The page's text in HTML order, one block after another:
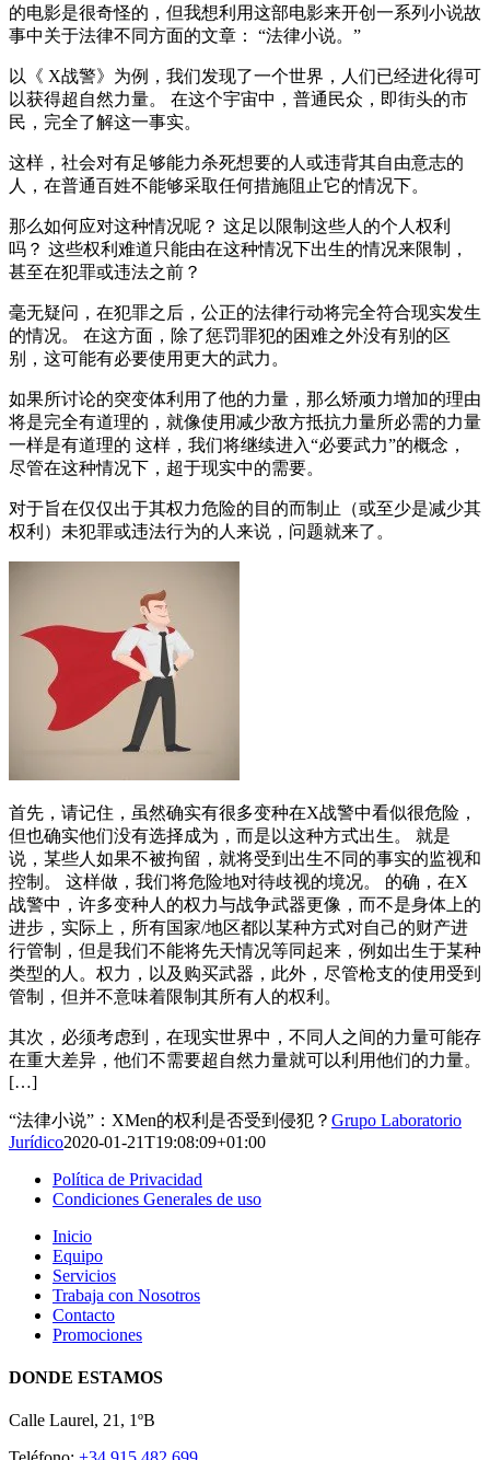
的电影是很奇怪的，但我想利用这部电影来开创一系列小说故
事中关于法律不同方面的文章： “法律小说。”
以《 X战警》为例，我们发现了一个世界，人们已经进化得可
以获得超自然力量。 在这个宇宙中，普通民众，即街头的市
民，完全了解这一事实。
这样，社会对有足够能力杀死想要的人或违背其自由意志的
人，在普通百姓不能够采取任何措施阻止它的情况下。
那么如何应对这种情况呢？ 这足以限制这些人的个人权利
吗？ 这些权利难道只能由在这种情况下出生的情况来限制，
甚至在犯罪或违法之前？
毫无疑问，在犯罪之后，公正的法律行动将完全符合现实发生
的情况。 在这方面，除了惩罚罪犯的困难之外没有别的区
别，这可能有必要使用更大的武力。
如果所讨论的突变体利用了他的力量，那么矫顽力增加的理由
将是完全有道理的，就像使用减少敌方抵抗力量所必需的力量
一样是有道理的 这样，我们将继续进入“必要武力”的概念，
尽管在这种情况下，超于现实中的需要。
对于旨在仅仅出于其权力危险的目的而制止（或至少是减少其
权利）未犯罪或违法行为的人来说，问题就来了。
首先，请记住，虽然确实有很多变种在X战警中看似很危险，
但也确实他们没有选择成为，而是以这种方式出生。 就是
说，某些人如果不被拘留，就将受到出生不同的事实的监视和
控制。 这样做，我们将危险地对待歧视的境况。 的确，在X
战警中，许多变种人的权力与战争武器更像，而不是身体上的
进步，实际上，所有国家/地区都以某种方式对自己的财产进
行管制，但是我们不能将先天情况等同起来，例如出生于某种
类型的人。权力，以及购买武器，此外，尽管枪支的使用受到
管制，但并不意味着限制其所有人的权利。
其次，必须考虑到，在现实世界中，不同人之间的力量可能存
在重大差异，他们不需要超自然力量就可以利用他们的力量。
[…]
“法律小说”：XMen的权利是否受到侵犯？ Grupo Laboratorio
Jurídico2020-01-21T19:08:09+01:00
Política de Privacidad
Condiciones Generales de uso
Inicio
Equipo
Servicios
Trabaja con Nosotros
Contacto
Promociones
DONDE ESTAMOS
Calle Laurel, 21, 1ºB